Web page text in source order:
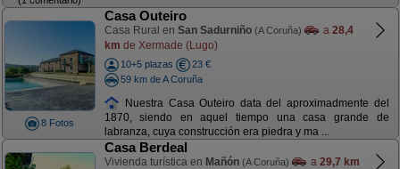
8 Fotos
Casa Outeiro
Casa Rural en San Sadurniño (A Coruña) a 28,4
km de Xermade (Lugo)
10+5 plazas
23 €
59 km de A Coruña
Nuestra Casa Outeiro data del aproximadmente del
1870, siendo en aquel tiempo una casa grande de
labranza, cuya construcción era piedra y ma ...
Casa Berdeal
Vivienda turística en Mañón (A Coruña) a 29,7 km